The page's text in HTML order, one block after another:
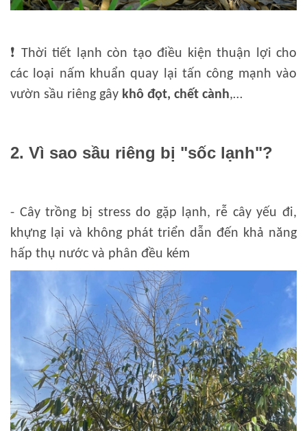
❗ Thời tiết lạnh còn tạo điều kiện thuận lợi cho
các loại nấm khuẩn quay lại tấn công mạnh vào
vườn sầu riêng gây khô đọt, chết cành,…
2. Vì sao sầu riêng bị "sốc lạnh"?
- Cây trồng bị stress do gặp lạnh, rễ cây yếu đi,
khựng lại và không phát triển dẫn đến khả năng
hấp thụ nước và phân đều kém